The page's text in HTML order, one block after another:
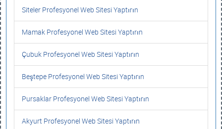
Siteler Profesyonel Web Sitesi Yaptırın
Mamak Profesyonel Web Sitesi Yaptırın
Çubuk Profesyonel Web Sitesi Yaptırın
Beştepe Profesyonel Web Sitesi Yaptırın
Pursaklar Profesyonel Web Sitesi Yaptırın
Akyurt Profesyonel Web Sitesi Yaptırın